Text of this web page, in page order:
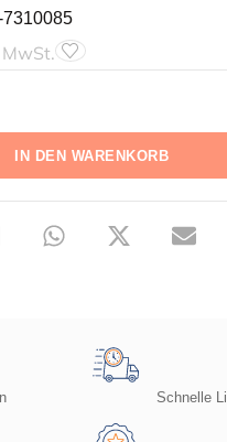
7310085
IN DEN WARENKORB
Schnelle